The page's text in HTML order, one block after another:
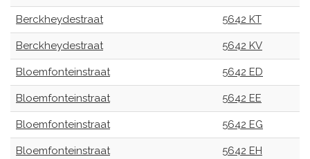
Berckheydestraat 5642 KT
Berckheydestraat 5642 KV
Bloemfonteinstraat 5642 ED
Bloemfonteinstraat 5642 EE
Bloemfonteinstraat 5642 EG
Bloemfonteinstraat 5642 EH